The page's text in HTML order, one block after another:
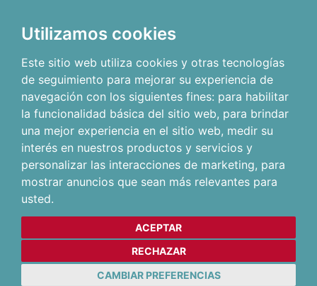
Utilizamos cookies
Este sitio web utiliza cookies y otras tecnologías
de seguimiento para mejorar su experiencia de
navegación con los siguientes fines: para habilitar
la funcionalidad básica del sitio web, para brindar
una mejor experiencia en el sitio web, medir su
interés en nuestros productos y servicios y
personalizar las interacciones de marketing, para
mostrar anuncios que sean más relevantes para
usted.
ACEPTAR
RECHAZAR
CAMBIAR PREFERENCIAS